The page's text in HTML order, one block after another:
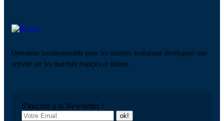
Opérateur incontournable pour les sociétés souhaitant développer une
activité sur les marchés français et italien.
S'inscrire à la Newsletter !